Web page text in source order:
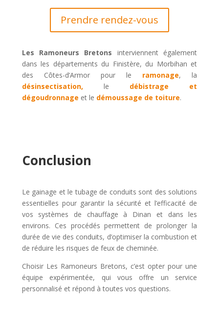
Prendre rendez-vous
Les Ramoneurs Bretons interviennent également
dans les départements du Finistère, du Morbihan et
des Côtes-d’Armor pour le ramonage, la
désinsectisation, le débistrage et
dégoudronnage et le démoussage de toiture.
Conclusion
Le gainage et le tubage de conduits sont des solutions
essentielles pour garantir la sécurité et l’efficacité de
vos systèmes de chauffage à Dinan et dans les
environs. Ces procédés permettent de prolonger la
durée de vie des conduits, d’optimiser la combustion et
de réduire les risques de feux de cheminée.
Choisir Les Ramoneurs Bretons, c’est opter pour une
équipe expérimentée, qui vous offre un service
personnalisé et répond à toutes vos questions.